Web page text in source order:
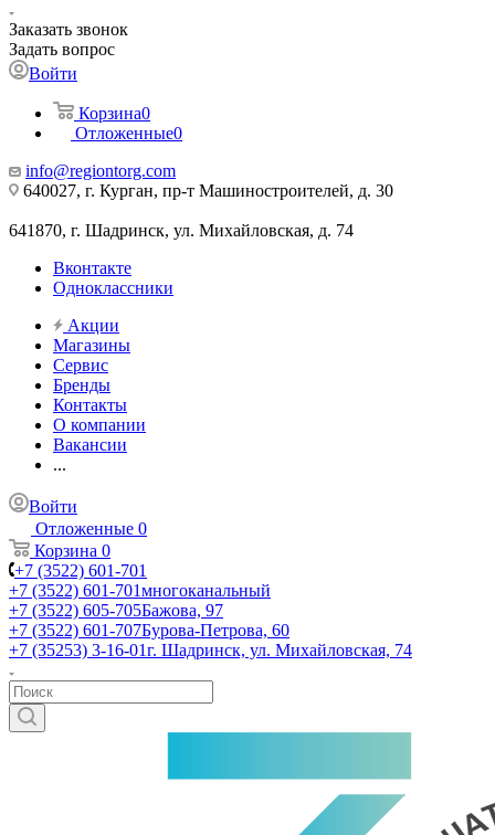
Заказать звонок
Задать вопрос
Войти
Корзина0
Отложенные0
info@regiontorg.com
640027, г. Курган, пр-т Машиностроителей, д. 30
641870, г. Шадринск, ул. Михайловская, д. 74
Вконтакте
Одноклассники
Акции
Магазины
Сервис
Бренды
Контакты
О компании
Вакансии
...
Войти
Отложенные 0
Корзина 0
+7 (3522) 601-701
+7 (3522) 601-701многоканальный
+7 (3522) 605-705Бажова, 97
+7 (3522) 601-707Бурова-Петрова, 60
+7 (35253) 3-16-01г. Шадринск, ул. Михайловская, 74